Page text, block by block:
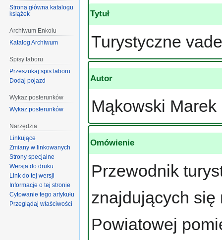
Tytuł
Turystyczne
Autor
Mąkowski Marek
Omówienie
Przewodnik
znajdujących się
Powiatowej
Strona główna katalogu
książek
Archiwum Enkolu
Katalog Archiwum
Spisy taboru
Przeszukaj spis taboru
Dodaj pojazd
Wykaz posterunków
Wykaz posterunków
Narzędzia
Linkujące
Zmiany w linkowanych
Strony specjalne
Wersja do druku
Link do tej wersji
Informacje o tej stronie
Cytowanie tego artykułu
Przeglądaj właściwości